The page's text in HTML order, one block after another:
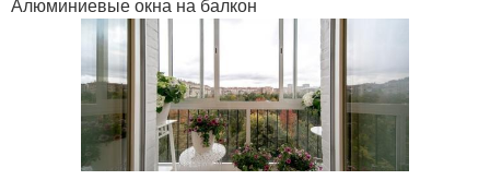
Алюминиевые окна на балкон